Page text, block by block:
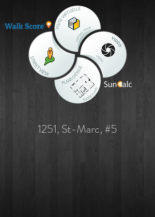
1251, St-Marc, #5